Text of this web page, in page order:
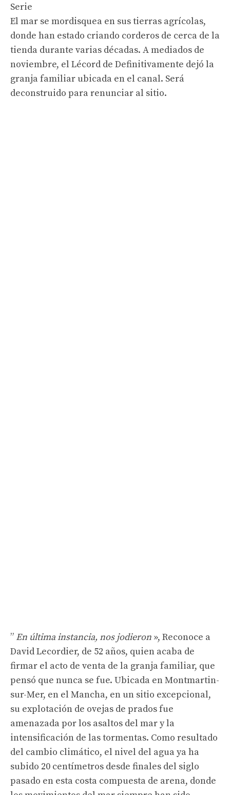
Serie
El mar se mordisquea en sus tierras agrícolas,
donde han estado criando corderos de cerca de la
tienda durante varias décadas. A mediados de
noviembre, el Lécord de Definitivamente dejó la
granja familiar ubicada en el canal. Será
deconstruido para renunciar al sitio.
” En última instancia, nos jodieron », Reconoce a
David Lecordier, de 52 años, quien acaba de
firmar el acto de venta de la granja familiar, que
pensó que nunca se fue. Ubicada en Montmartin-
sur-Mer, en el Mancha, en un sitio excepcional,
su explotación de ovejas de prados fue
amenazada por los asaltos del mar y la
intensificación de las tormentas. Como resultado
del cambio climático, el nivel del agua ya ha
subido 20 centímetros desde finales del siglo
pasado en esta costa compuesta de arena, donde